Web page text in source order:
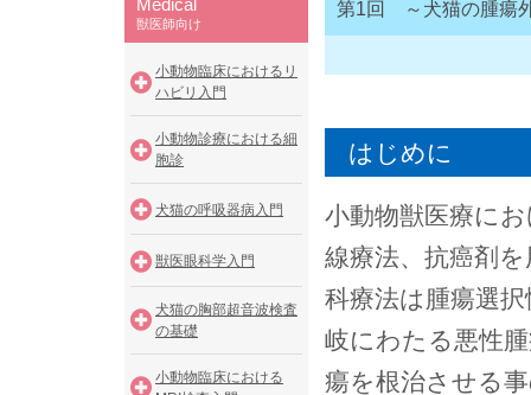
Medical
獣医師向け
小動物臨床におけるリ
ハビリ入門
小動物診療における細
胞診
犬猫の呼吸器病入門
獣医眼科学入門
犬猫の胸部超音波検査
の基礎
小動物臨床における
第1回 ～犬猫の腫瘍
はじめに
小動物獣医療に
線療法、抗癌剤
科療法は腫瘍選
岐にわたる悪性
瘍を根治させる